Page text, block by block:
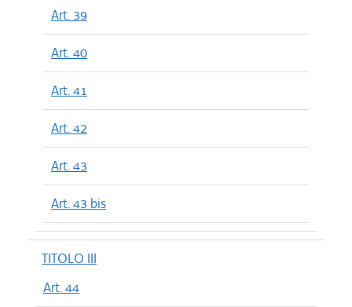
Art. 39
Art. 40
Art. 41
Art. 42
Art. 43
Art. 43 bis
TITOLO III
Art. 44